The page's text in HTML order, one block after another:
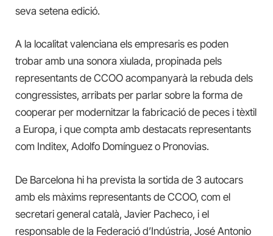
seva setena edició.
A la localitat valenciana els empresaris es poden
trobar amb una sonora xiulada, propinada pels
representants de CCOO acompanyarà la rebuda dels
congressistes, arribats per parlar sobre la forma de
cooperar per modernitzar la fabricació de peces i tèxtil
a Europa, i que compta amb destacats representants
com Inditex, Adolfo Domínguez o Pronovias.
De Barcelona hi ha prevista la sortida de 3 autocars
amb els màxims representants de CCOO, com el
secretari general català, Javier Pacheco, i el
responsable de la Federació d’Indústria, José Antonio